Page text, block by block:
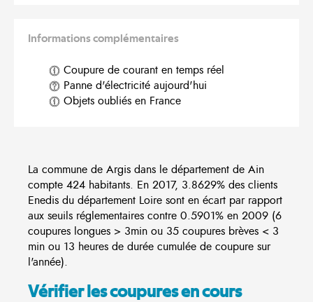
Informations complémentaires
Coupure de courant en temps réel
Panne d'électricité aujourd'hui
Objets oubliés en France
La commune de Argis dans le département de Ain
compte 424 habitants. En 2017, 3.8629% des clients
Enedis du département Loire sont en écart par rapport
aux seuils réglementaires contre 0.5901% en 2009 (6
coupures longues > 3min ou 35 coupures brèves < 3
min ou 13 heures de durée cumulée de coupure sur
l'année).
Vérifier les coupures en cours